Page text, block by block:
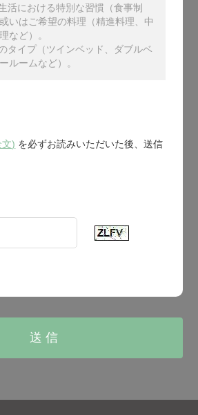
活における特別な習慣（食事制
いはご希望の料理（精進料理、中
など）。
タイプ（ツインベッド、ダブルベ
ルームなど）。
) を必ずお読みいただいた後、送信